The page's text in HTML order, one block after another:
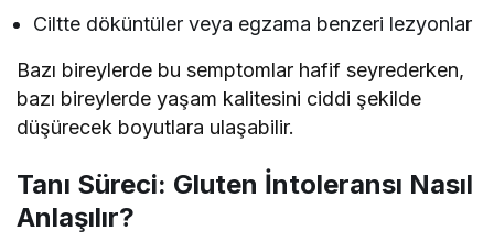
Ciltte döküntüler veya egzama benzeri lezyonlar
Bazı bireylerde bu semptomlar hafif seyrederken,
bazı bireylerde yaşam kalitesini ciddi şekilde
düşürecek boyutlara ulaşabilir.
Tanı Süreci: Gluten İntoleransı Nasıl
Anlaşılır?